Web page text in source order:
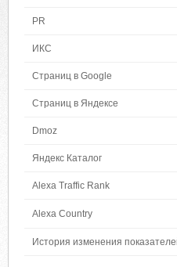
PR
ИКС
Страниц в Google
Страниц в Яндексе
Dmoz
Яндекс Каталог
Alexa Traffic Rank
Alexa Country
История изменения